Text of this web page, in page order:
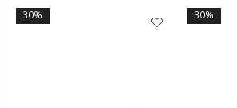
30% 30%